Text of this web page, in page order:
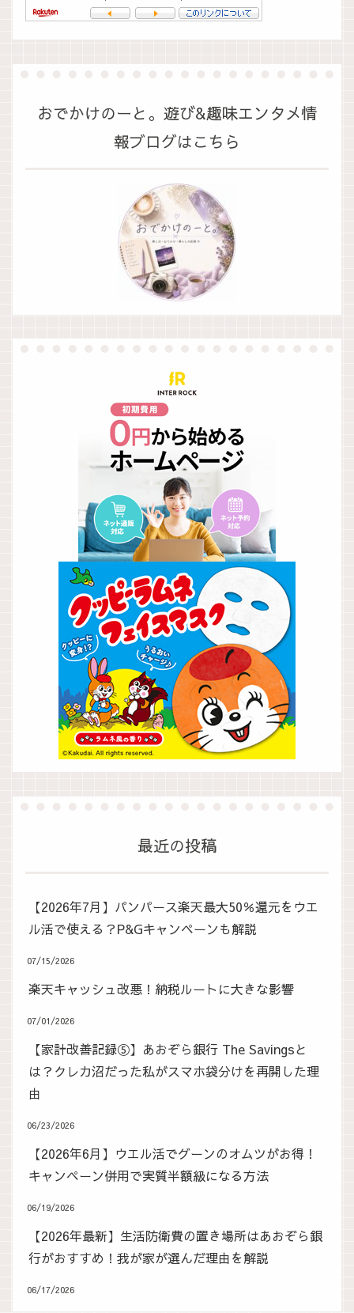
おでかけのーと。遊び&趣味エンタメ情
報ブログはこちら
最近の投稿
【2026年7月】パンパース楽天最大50％還元をウエ
ル活で使える？P&Gキャンペーンも解説
07/15/2026
楽天キャッシュ改悪！納税ルートに大きな影響
07/01/2026
【家計改善記録⑤】あおぞら銀行 The Savingsと
は？クレカ沼だった私がスマホ袋分けを再開した理
由
06/23/2026
【2026年6月】ウエル活でグーンのオムツがお得！
キャンペーン併用で実質半額級になる方法
06/19/2026
【2026年最新】生活防衛費の置き場所はあおぞら銀
行がおすすめ！我が家が選んだ理由を解説
06/17/2026